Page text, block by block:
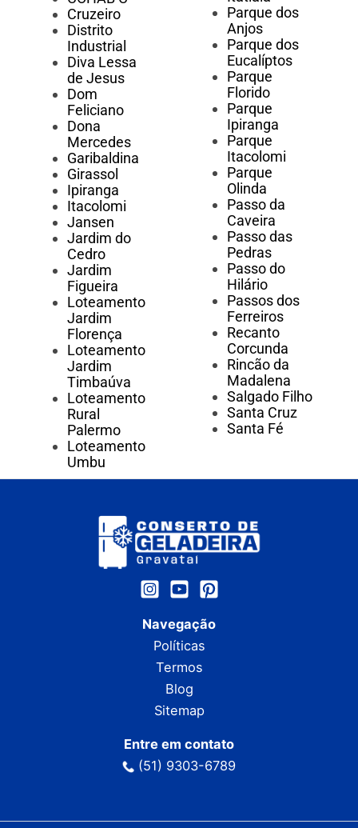
Cruzeiro
Distrito
Industrial
Diva Lessa
de Jesus
Dom
Feliciano
Dona
Mercedes
Garibaldina
Girassol
Ipiranga
Itacolomi
Jansen
Jardim do
Cedro
Jardim
Figueira
Loteamento
Jardim
Florença
Loteamento
Jardim
Timbaúva
Loteamento
Rural
Palermo
Loteamento
Umbu
Parque dos
Anjos
Parque dos
Eucalíptos
Parque
Florido
Parque
Ipiranga
Parque
Itacolomi
Parque
Olinda
Passo da
Caveira
Passo das
Pedras
Passo do
Hilário
Passos dos
Ferreiros
Recanto
Corcunda
Rincão da
Madalena
Salgado Filho
Santa Cruz
Santa Fé
Navegação
Políticas
Termos
Blog
Sitemap
Entre em contato
(51) 9303-6789